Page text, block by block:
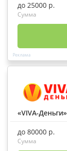
до 25000 р.
Сумма
«VIVA-Деньги»
до 80000 р.
Сумма